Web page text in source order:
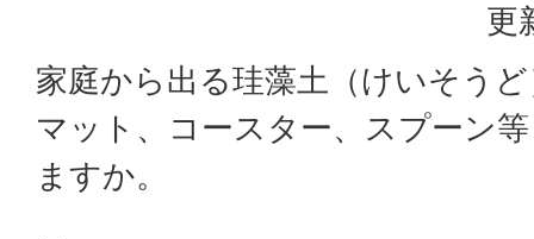
更
家庭から出る珪藻土（けいそう
マット、コースター、スプーン
ますか。